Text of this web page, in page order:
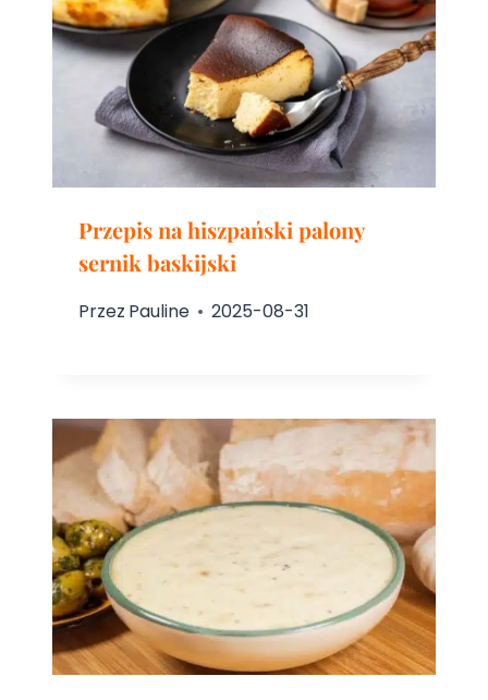
Przepis na hiszpański palony
sernik baskijski
Przez Pauline 2025-08-31